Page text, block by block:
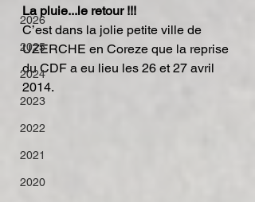
2026
2025
2024
2023
2022
2021
2020
La pluie...le retour !!!
C’est dans la jolie petite ville de
UZERCHE en Coreze que la reprise
du CDF a eu lieu les 26 et 27 avril
2014.